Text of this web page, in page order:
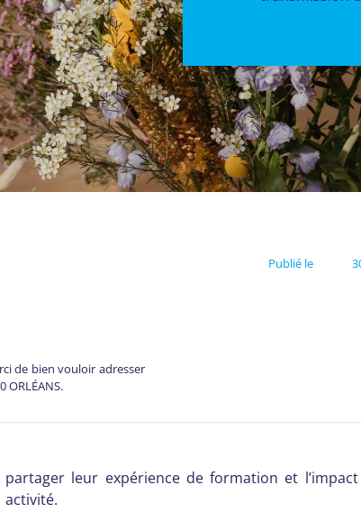
de bien vouloir adresser
ORLÉANS.
Publié le
partager leur expérience de formation et
activité.